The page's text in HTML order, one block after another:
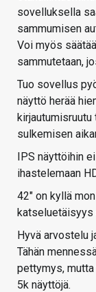
sovelluksella
sammumisen
Voi myös
sammutetaan,
Tuo sovellus
näyttö herää
kirjautumisruutu
sulkemisen
IPS näyttöihin
ihastelemaan
42" on kyllä
Hyvä arvostelu
Tähän
pettymys,
5k näyttöjä.